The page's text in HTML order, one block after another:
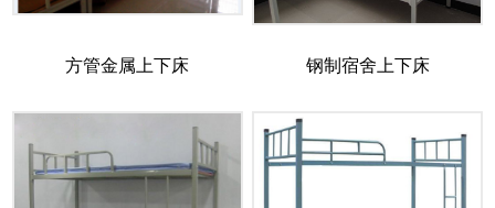
方管金属上下床 钢制宿舍上下床